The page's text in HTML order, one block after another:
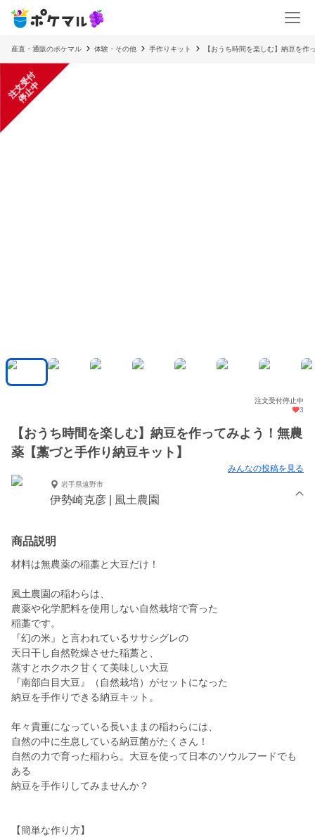
産直・通販のポケマル 体験・その他 手作りキット 【おうち時間を楽しむ】納豆を
注
文
受
付
停
止
中
注文受付停止中
3
【おうち時間を楽しむ】納豆を作ってみよう！無農
薬【藁づと手作り納豆キット】
みんなの投稿を見る
岩手県遠野市
伊勢崎克彦 | 風土農園
商品説明
材料は無農薬の稲藁と大豆だけ！
風土農園の稲わらは、
農薬や化学肥料を使用しない自然栽培で育った
稲藁です。
『幻の米』と言われているササシグレの
天日干し自然乾燥させた稲藁と、
蒸すとホクホク甘くて美味しい大豆
『南部白目大豆』（自然栽培）がセットになった
納豆を手作りできる納豆キット。
年々貴重になっている長いままの稲わらには、
自然の中に生息している納豆菌がたくさん！
自然の力で育った稲わら。大豆を使って日本のソウルフードでも
ある
納豆を手作りしてみませんか？
【簡単な作り方】